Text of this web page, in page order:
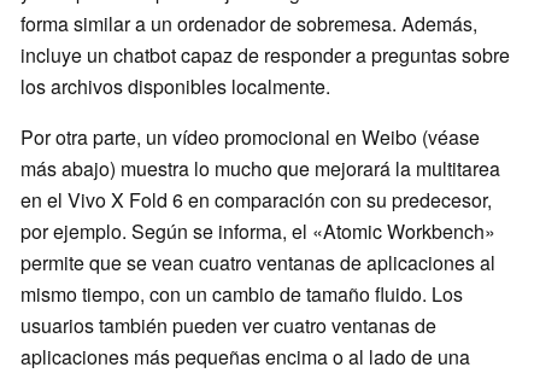
forma similar a un ordenador de sobremesa. Además,
incluye un chatbot capaz de responder a preguntas sobre
los archivos disponibles localmente.
Por otra parte, un vídeo promocional en Weibo (véase
más abajo) muestra lo mucho que mejorará la multitarea
en el Vivo X Fold 6 en comparación con su predecesor,
por ejemplo. Según se informa, el «Atomic Workbench»
permite que se vean cuatro ventanas de aplicaciones al
mismo tiempo, con un cambio de tamaño fluido. Los
usuarios también pueden ver cuatro ventanas de
aplicaciones más pequeñas encima o al lado de una